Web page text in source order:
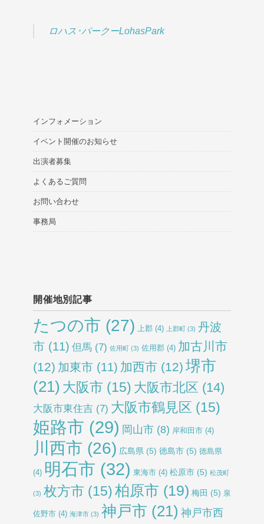
ロハス･パークーLohasPark
インフォメーション
イベント開催のお知らせ
出演者募集
よくあるご質問
お問い合わせ
事務局
開催地別記事
たつの市 (27) 上郡 (4) 上郡町 (3) 丹波
市 (11) 但馬 (7) 佐用町 (3) 佐用郡 (4) 加古川市
(12) 加東市 (11) 加西市 (12) 堺市
(21) 大阪市 (15) 大阪市北区 (14)
大阪市東住吉 (7) 大阪市鶴見区 (15)
姫路市 (29) 岡山市 (8) 岸和田市 (4)
川西市 (26) 広島県 (5) 徳島市 (5) 徳島県
(4) 明石市 (32) 東海市 (4) 松原市 (5) 松茂町
(3) 枚方市 (15)柏原市 (19) 梅田 (5) 泉
佐野市 (4) 海津市 (3) 神戸市 (21) 神戸市西